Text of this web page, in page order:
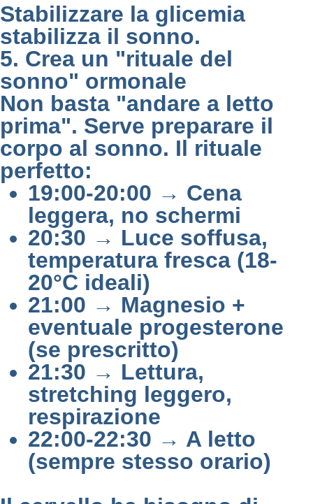
Stabilizzare la glicemia
stabilizza il sonno.
5. Crea un "rituale del
sonno" ormonale
Non basta "andare a letto
prima". Serve preparare il
corpo al sonno. Il rituale
perfetto:
19:00-20:00 → Cena
leggera, no schermi
20:30 → Luce soffusa,
temperatura fresca (18-
20°C ideali)
21:00 → Magnesio +
eventuale progesterone
(se prescritto)
21:30 → Lettura,
stretching leggero,
respirazione
22:00-22:30 → A letto
(sempre stesso orario)